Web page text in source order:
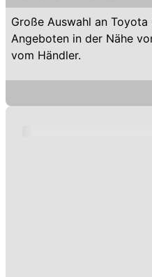
Große Auswahl an
Angeboten in der Nähe
vom Händler.